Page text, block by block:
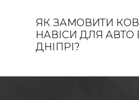
ЯК ЗАМОВИТИ
НАВІСИ ДЛЯ АВТО
ДНІПРІ?